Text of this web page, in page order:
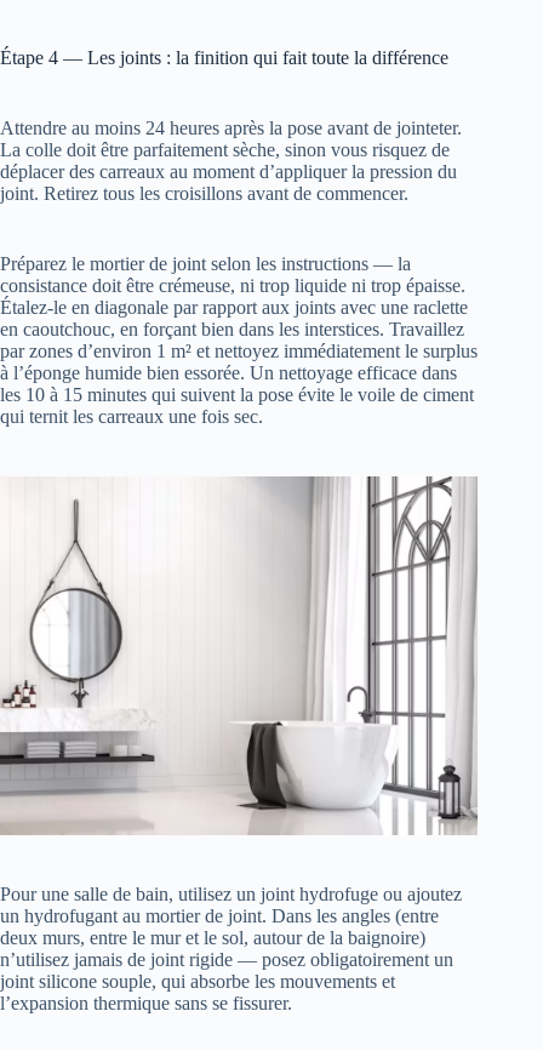
Étape 4 — Les joints : la finition qui fait toute la différence
Attendre au moins 24 heures après la pose avant de jointeter.
La colle doit être parfaitement sèche, sinon vous risquez de
déplacer des carreaux au moment d’appliquer la pression du
joint. Retirez tous les croisillons avant de commencer.
Préparez le mortier de joint selon les instructions — la
consistance doit être crémeuse, ni trop liquide ni trop épaisse.
Étalez-le en diagonale par rapport aux joints avec une raclette
en caoutchouc, en forçant bien dans les interstices. Travaillez
par zones d’environ 1 m² et nettoyez immédiatement le surplus
à l’éponge humide bien essorée. Un nettoyage efficace dans
les 10 à 15 minutes qui suivent la pose évite le voile de ciment
qui ternit les carreaux une fois sec.
Pour une salle de bain, utilisez un joint hydrofuge ou ajoutez
un hydrofugant au mortier de joint. Dans les angles (entre
deux murs, entre le mur et le sol, autour de la baignoire)
n’utilisez jamais de joint rigide — posez obligatoirement un
joint silicone souple, qui absorbe les mouvements et
l’expansion thermique sans se fissurer.